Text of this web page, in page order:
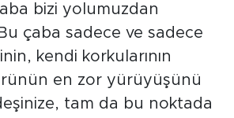
bizi yolumuzdan
çaba sadece ve sadece
kendi korkularının
en zor yürüyüşünü
tam da bu noktada